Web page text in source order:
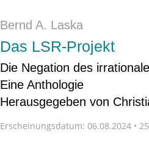
Bernd A. Laska
Das LSR-Projekt
Die Negation des
Eine Anthologie
Herausgegeben von
Erscheinungsdatum: 06.08.2024 •